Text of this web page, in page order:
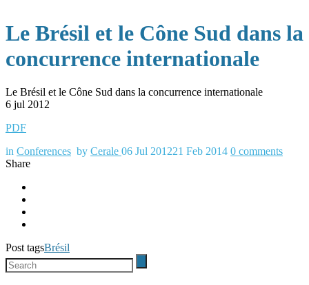
Le Brésil et le Cône Sud dans la
concurrence internationale
Le Brésil et le Cône Sud dans la concurrence internationale
6 jul 2012
PDF
in Conferences by Cerale 06 Jul 201221 Feb 2014 0 comments
Share
Post tagsBrésil